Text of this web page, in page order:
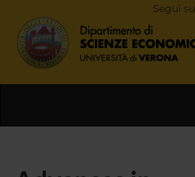
Segui su